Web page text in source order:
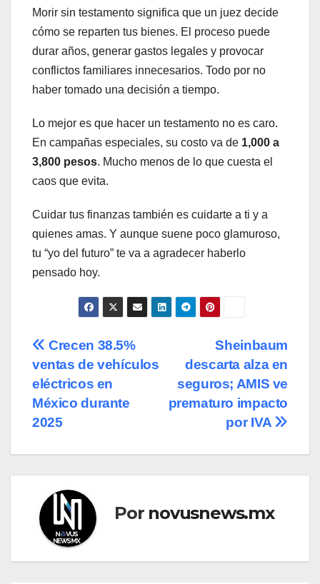
Morir sin testamento significa que un juez decide
cómo se reparten tus bienes. El proceso puede
durar años, generar gastos legales y provocar
conflictos familiares innecesarios. Todo por no
haber tomado una decisión a tiempo.
Lo mejor es que hacer un testamento no es caro.
En campañas especiales, su costo va de 1,000 a
3,800 pesos. Mucho menos de lo que cuesta el
caos que evita.
Cuidar tus finanzas también es cuidarte a ti y a
quienes amas. Y aunque suene poco glamuroso,
tu “yo del futuro” te va a agradecer haberlo
pensado hoy.
Navegación
de
entradas
Sheinbaum
descarta alza en
seguros; AMIS ve
prematuro impacto
por IVA
Crecen 38.5%
ventas de vehículos
eléctricos en
México durante
2025
Por novusnews.mx